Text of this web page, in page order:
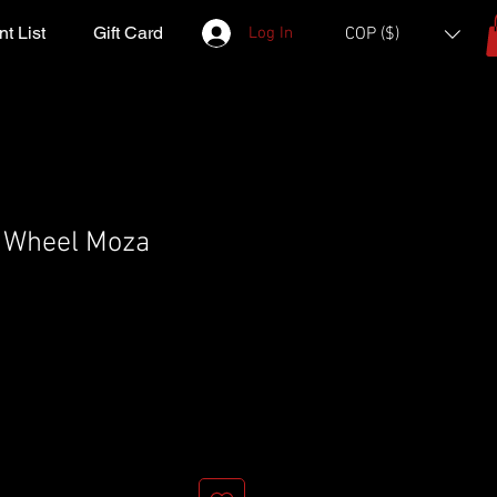
List Gift Card Log In COP ($)
Moza